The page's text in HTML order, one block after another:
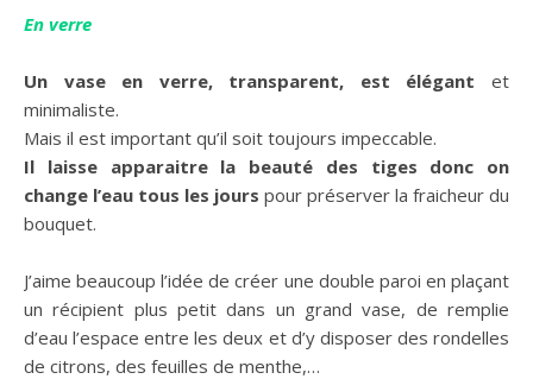
En verre
Un vase en verre, transparent, est élégant et
minimaliste.
Mais il est important qu’il soit toujours impeccable.
Il laisse apparaitre la beauté des tiges donc on
change l’eau tous les jours pour préserver la fraicheur du
bouquet.
J’aime beaucoup l’idée de créer une double paroi en plaçant
un récipient plus petit dans un grand vase, de remplie
d’eau l’espace entre les deux et d’y disposer des rondelles
de citrons, des feuilles de menthe,…